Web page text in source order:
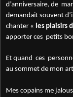
d’anniversaire, de
demandait souvent
chanter « les plaisirs
apporter ces petits
Et quand ces
au sommet de mon
Mes copains me